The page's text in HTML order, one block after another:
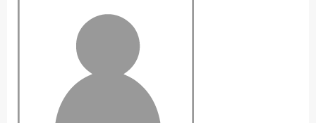
und Informatik
Fakultät Management,
Kultur und Technik
Fakultät Wirtschafts- und
Sozialwissenschaften
Finanzen